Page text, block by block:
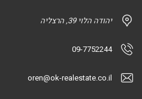
יהודה הלוי 39, הרצליה
09-7752244
oren@ok-realestate.co.il